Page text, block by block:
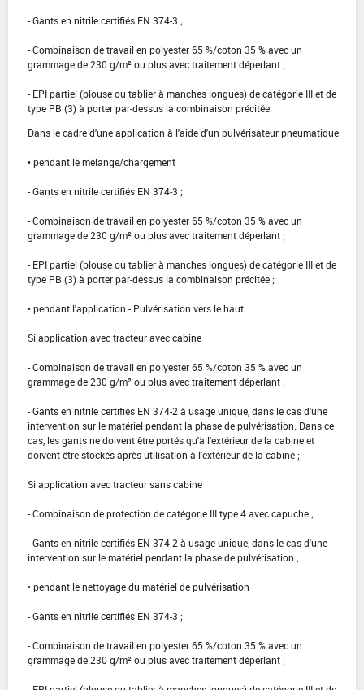
- Gants en nitrile certifiés EN 374-3 ;
- Combinaison de travail en polyester 65 %/coton 35 % avec un
grammage de 230 g/m² ou plus avec traitement déperlant ;
- EPI partiel (blouse ou tablier à manches longues) de catégorie III et de
type PB (3) à porter par-dessus la combinaison précitée.
Dans le cadre d'une application à l'aide d'un pulvérisateur pneumatique
• pendant le mélange/chargement
- Gants en nitrile certifiés EN 374-3 ;
- Combinaison de travail en polyester 65 %/coton 35 % avec un
grammage de 230 g/m² ou plus avec traitement déperlant ;
- EPI partiel (blouse ou tablier à manches longues) de catégorie III et de
type PB (3) à porter par-dessus la combinaison précitée ;
• pendant l'application - Pulvérisation vers le haut
Si application avec tracteur avec cabine
- Combinaison de travail en polyester 65 %/coton 35 % avec un
grammage de 230 g/m² ou plus avec traitement déperlant ;
- Gants en nitrile certifiés EN 374-2 à usage unique, dans le cas d'une
intervention sur le matériel pendant la phase de pulvérisation. Dans ce
cas, les gants ne doivent être portés qu'à l'extérieur de la cabine et
doivent être stockés après utilisation à l'extérieur de la cabine ;
Si application avec tracteur sans cabine
- Combinaison de protection de catégorie III type 4 avec capuche ;
- Gants en nitrile certifiés EN 374-2 à usage unique, dans le cas d'une
intervention sur le matériel pendant la phase de pulvérisation ;
• pendant le nettoyage du matériel de pulvérisation
- Gants en nitrile certifiés EN 374-3 ;
- Combinaison de travail en polyester 65 %/coton 35 % avec un
grammage de 230 g/m² ou plus avec traitement déperlant ;